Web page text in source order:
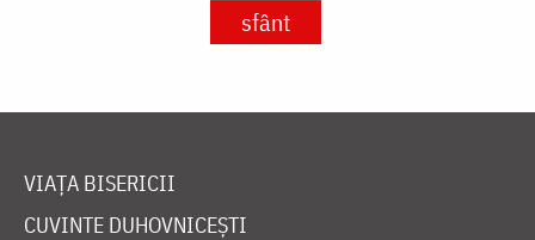
sfânt
VIAȚA BISERICII
CUVINTE DUHOVNICEȘTI